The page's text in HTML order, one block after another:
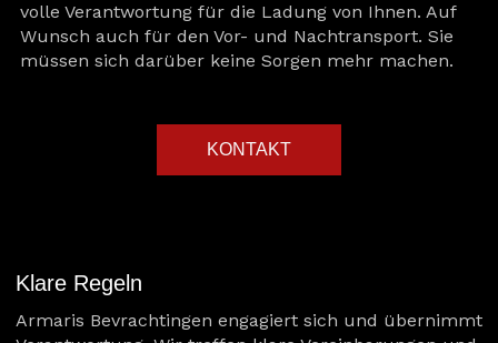
volle Verantwortung für die Ladung von Ihnen. Auf
Wunsch auch für den Vor- und Nachtransport. Sie
müssen sich darüber keine Sorgen mehr machen.
KONTAKT
Klare Regeln
Armaris Bevrachtingen engagiert sich und übernimmt